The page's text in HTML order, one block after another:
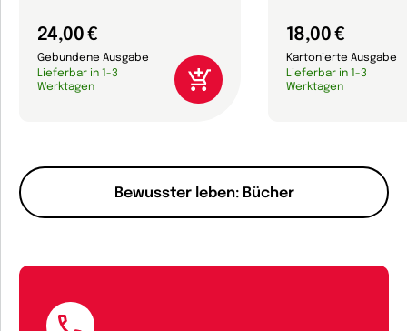
Bewusster leben: Bücher
24,00 €
Gebundene Ausgabe
Lieferbar in 1-3
Werktagen
18,00 €
Kartonierte Ausgabe
Lieferbar in 1-3
Werktagen